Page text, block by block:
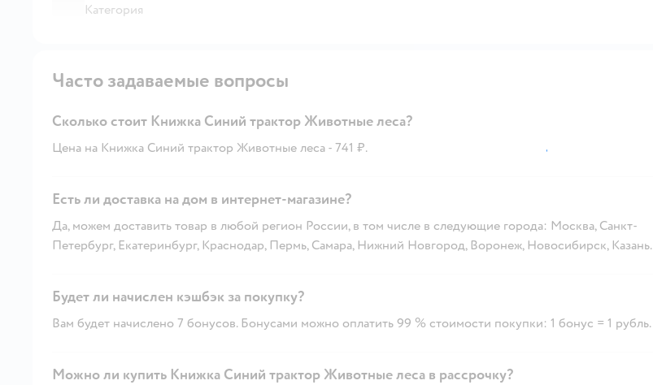
Категория
Часто задаваемые вопросы
Сколько стоит Книжка Синий трактор Животные леса?
Цена на Книжка Синий трактор Животные леса - 741 ₽.
Есть ли доставка на дом в интернет-магазине?
Да, можем доставить товар в любой регион России, в том числе в следующие города: Москва, Санкт-
Петербург, Екатеринбург, Краснодар, Пермь, Самара, Нижний Новгород, Воронеж, Новосибирск, Казань.
Будет ли начислен кэшбэк за покупку?
Вам будет начислено 7 бонусов. Бонусами можно оплатить 99 % стоимости покупки: 1 бонус = 1 рубль.
Можно ли купить Книжка Синий трактор Животные леса в рассрочку?